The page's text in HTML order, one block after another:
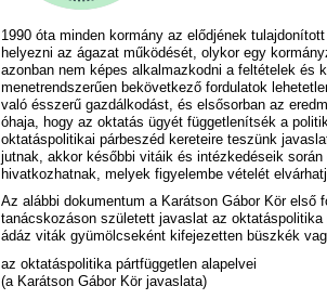
1990 óta minden kormány az elődjének
helyezni az ágazat működését, olykor egy
azonban nem képes alkalmazkodni a feltételek és
menetrendszerűen bekövetkező fordulatok
való ésszerű gazdálkodást, és elsősorban az
óhaja, hogy az oktatás ügyét függetlenítsék a
oktatáspolitikai párbeszéd kereteire teszünk
jutnak, akkor későbbi vitáik és intézkedéseik során
hivatkozhatnak, melyek figyelembe vételét
Az alábbi dokumentum a Karátson Gábor Kör első
tanácskozáson született javaslat az oktatáspolitika
ádáz viták gyümölcseként kifejezetten büszkék
az oktatáspolitika pártfüggetlen alapelvei
(a Karátson Gábor Kör javaslata)